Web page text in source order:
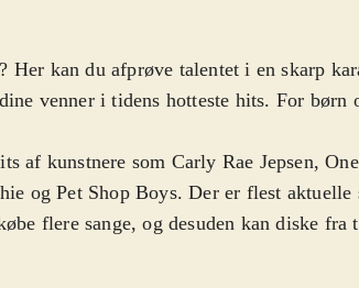
Her kan du afprøve talentet i en skarp
venner i tidens hotteste hits. For børn
af kunstnere som Carly Rae Jepsen,
og Pet Shop Boys. Der er flest aktuelle
flere sange, og desuden kan diske fra